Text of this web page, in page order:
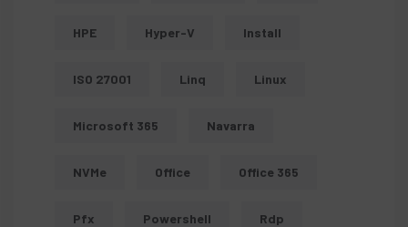
HPE Hyper-V Install
ISO 27001 Linq Linux
Microsoft 365 Navarra
NVMe Office Office 365
Pfx Powershell Rdp